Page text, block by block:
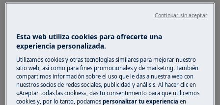
Campanas extractora de cocina (con
botones táctiles)
Solución
1. Para resolver este problema, proceda de la
Esta web utiliza cookies para ofrecerte una
experiencia personalizada.
Utilizamos cookies y otras tecnologías similares para mejorar nuestro
sitio web, así como para fines promocionales y de marketing. También
compartimos información sobre el uso que le das a nuestra web con
nuestros socios de redes sociales, publicidad y análisis. Al hacer clic en
«Aceptar todas las cookies», das tu consentimiento para que utilicemos
cookies y, por lo tanto, podamospersonalizar tu experienciaen
Continuar sin aceptar